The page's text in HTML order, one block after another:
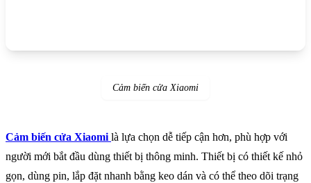
Cảm biến cửa Xiaomi
Cảm biến cửa Xiaomi là lựa chọn dễ tiếp cận hơn, phù hợp với
người mới bắt đầu dùng thiết bị thông minh. Thiết bị có thiết kế nhỏ
gọn, dùng pin, lắp đặt nhanh bằng keo dán và có thể theo dõi trạng